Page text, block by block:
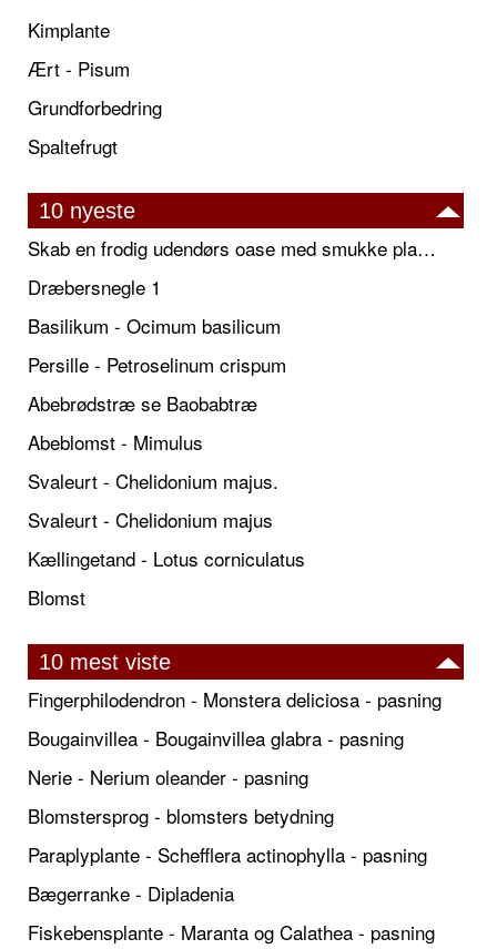
Kimplante
Ært - Pisum
Grundforbedring
Spaltefrugt
10 nyeste
Skab en frodig udendørs oase med smukke plantekrukker og elegante espalier
Dræbersnegle 1
Basilikum - Ocimum basilicum
Persille - Petroselinum crispum
Abebrødstræ se Baobabtræ
Abeblomst - Mimulus
Svaleurt - Chelidonium majus.
Svaleurt - Chelidonium majus
Kællingetand - Lotus corniculatus
Blomst
10 mest viste
Fingerphilodendron - Monstera deliciosa - pasning
Bougainvillea - Bougainvillea glabra - pasning
Nerie - Nerium oleander - pasning
Blomstersprog - blomsters betydning
Paraplyplante - Schefflera actinophylla - pasning
Bægerranke - Dipladenia
Fiskebensplante - Maranta og Calathea - pasning